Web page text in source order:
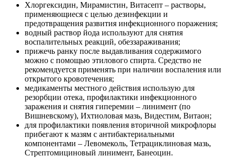
Хлоргексидин, Мирамистин, Витасепт – растворы,
применяющиеся с целью дезинфекции и
предотвращения развития инфекционного поражения;
водный раствор йода используют для снятия
воспалительных реакций, обеззараживания;
прижечь ранку после выдавливания содержимого
можно с помощью этилового спирта. Средство не
рекомендуется применять при наличии воспаления или
открытого кровотечения;
медикаменты местного действия использую для
резорбции отека, профилактики инфекционного
заражения и снятия гиперемии – линимент (по
Вишневскому), Ихтиоловая мазь, Видестим, Витаон;
для профилактики появления вторичной микрофлоры
прибегают к мазям с антибактериальными
компонентами – Левомеколь, Тетрациклиновая мазь,
Стрептомициновый линимент, Банеоцин.